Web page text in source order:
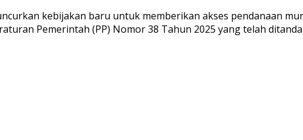
kebijakan baru untuk memberikan akses pendanaan
Pemerintah (PP) Nomor 38 Tahun 2025 yang telah